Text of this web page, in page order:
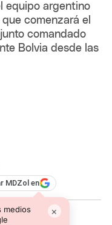
equipo argentino
comenzará el
comandado
Bolvia desde las
MDZol en
medios
×